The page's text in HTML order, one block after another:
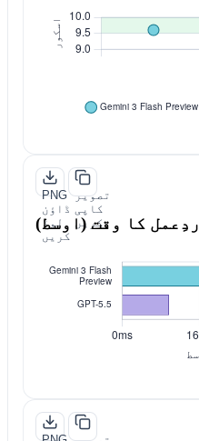
PNG
ڈاؤن
لوڈ
کریں
تصویر
کاپی
کریں
ردِعمل کا وقت (اوسط)